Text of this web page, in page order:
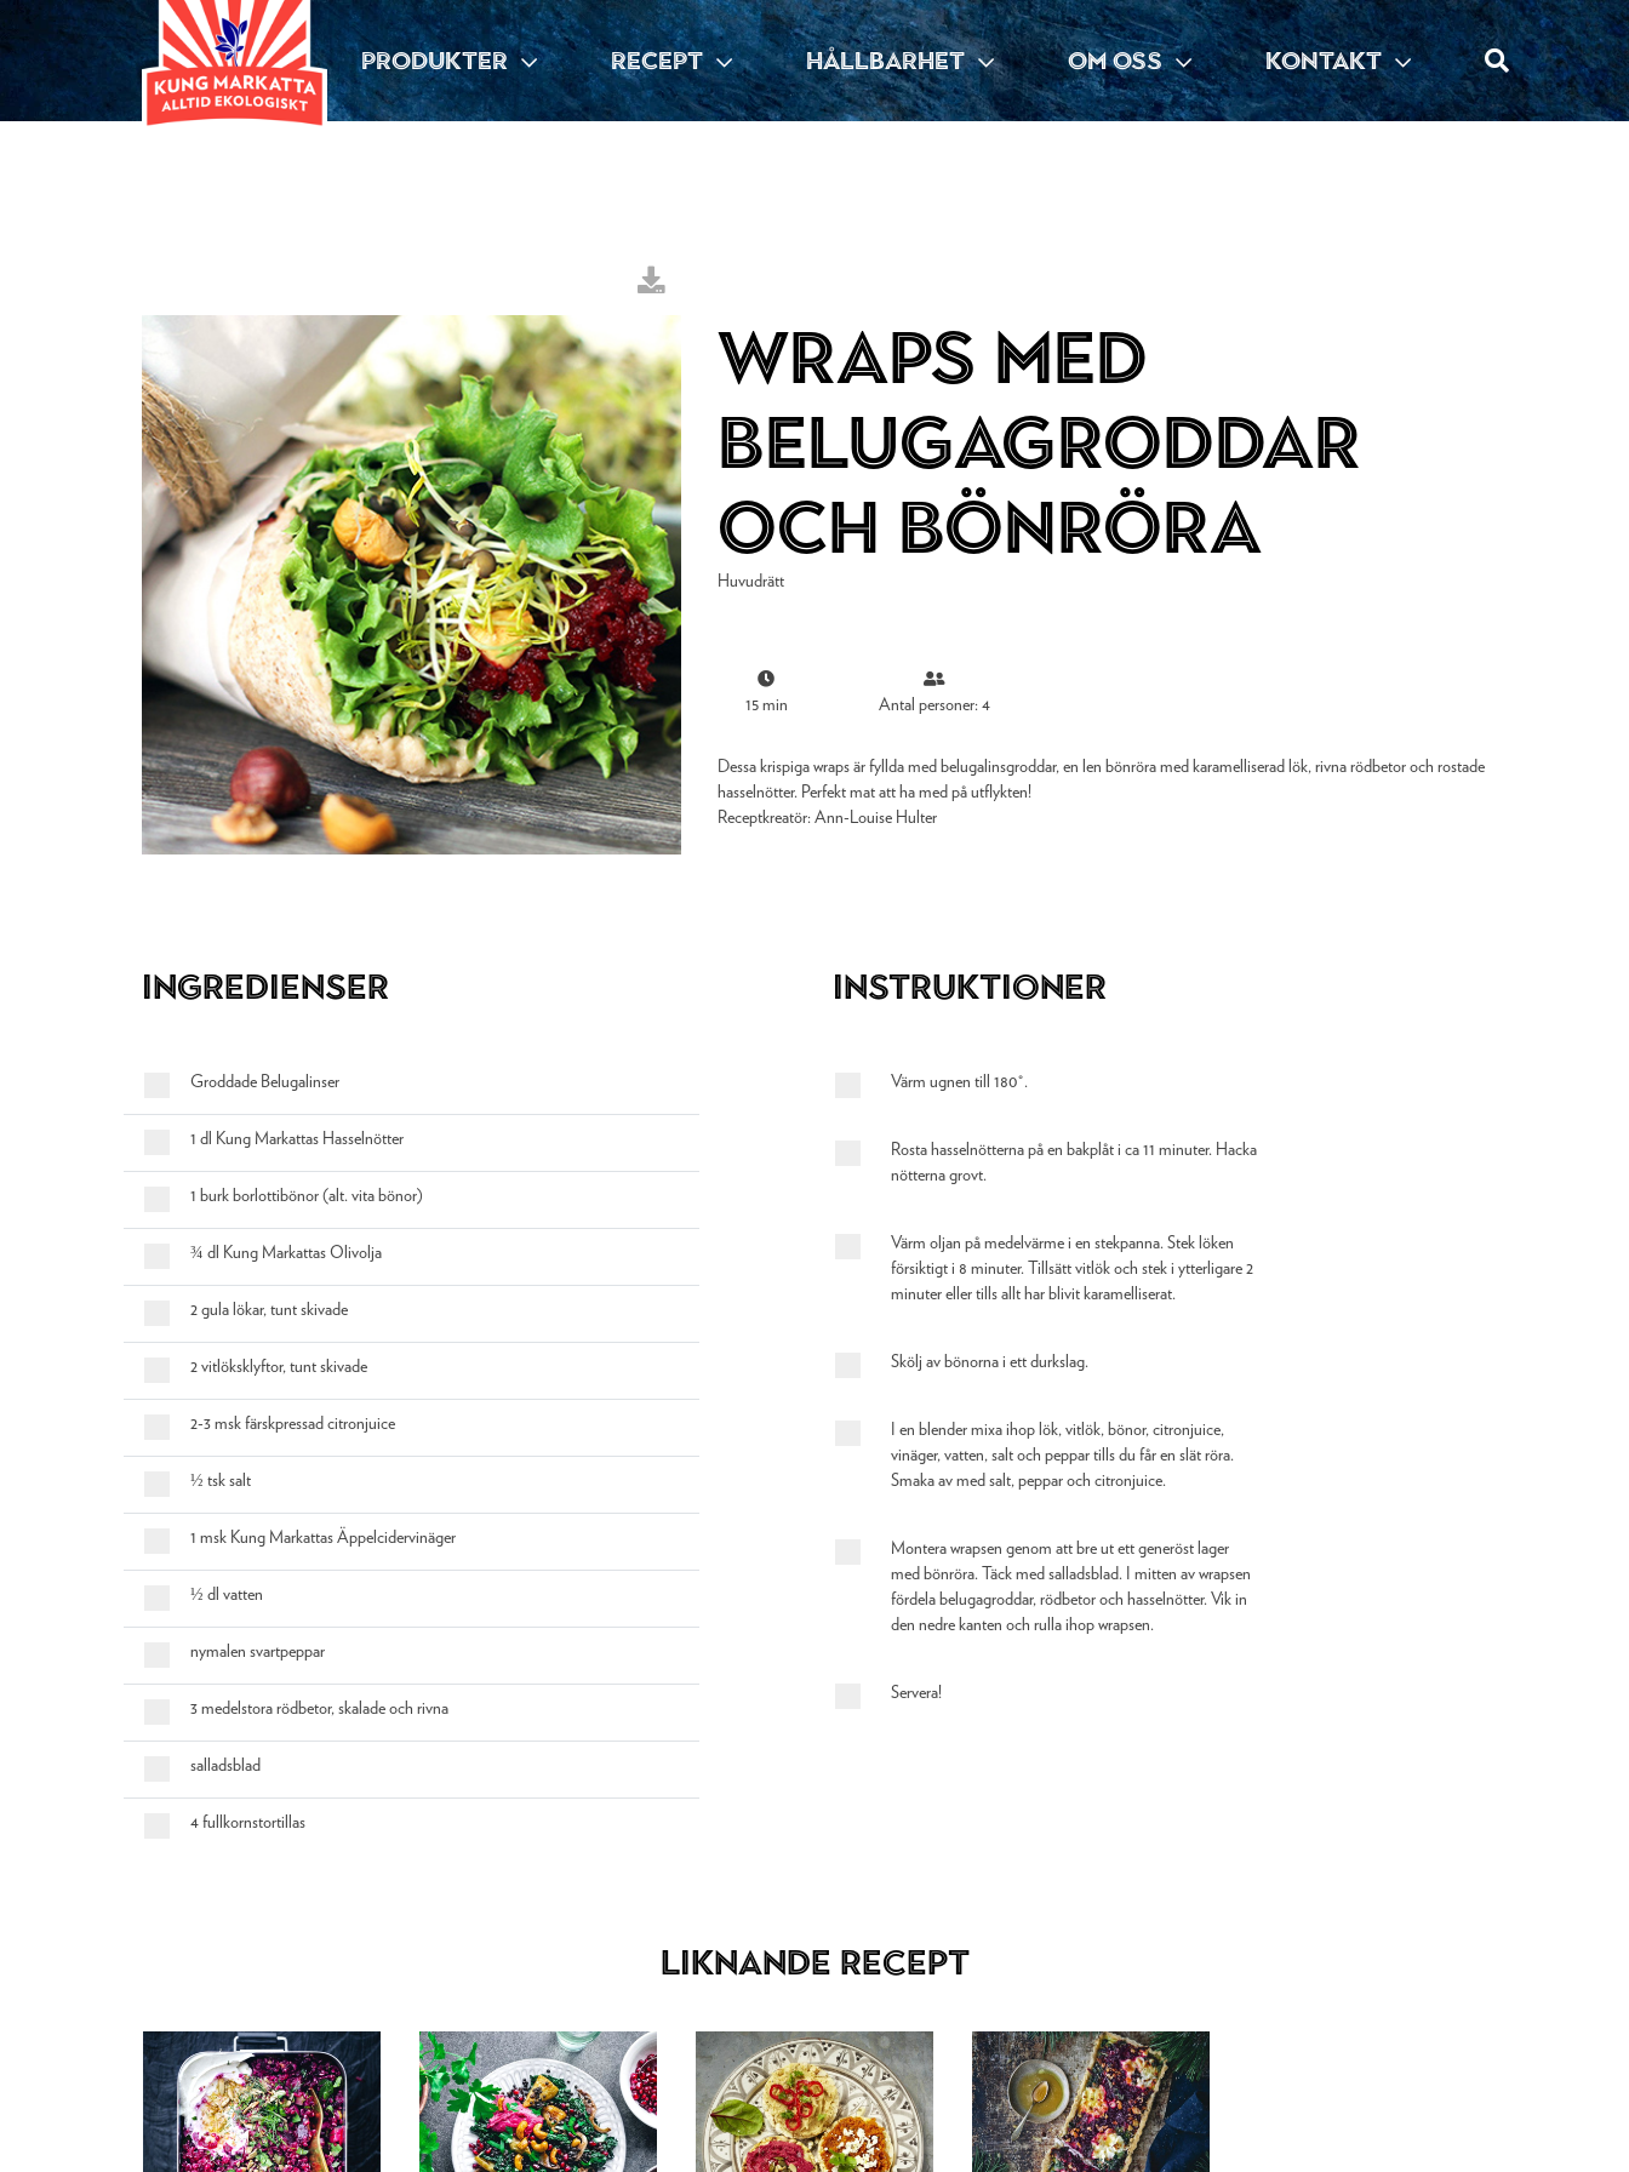
PRODUKTER RECEPT HÅLLBARHET OM OSS KONTAKT
Wraps med
belugagroddar
och bönröra
Huvudrätt
15 min Antal personer: 4
Dessa krispiga wraps är fyllda med belugalinsgroddar, en len bönröra med karamelliserad lök, rivna rödbetor och rostade
hasselnötter. Perfekt mat att ha med på utflykten!
Receptkreatör: Ann-Louise Hulter
Ingredienser
Groddade Belugalinser
1 dl Kung Markattas Hasselnötter
1 burk borlottibönor (alt. vita bönor)
¾ dl Kung Markattas Olivolja
2 gula lökar, tunt skivade
2 vitlöksklyftor, tunt skivade
2-3 msk färskpressad citronjuice
½ tsk salt
1 msk Kung Markattas Äppelcidervinäger
½ dl vatten
nymalen svartpeppar
3 medelstora rödbetor, skalade och rivna
salladsblad
4 fullkornstortillas
Instruktioner
Värm ugnen till 180°.
Rosta hasselnötterna på en bakplåt i ca 11 minuter. Hacka
nötterna grovt.
Värm oljan på medelvärme i en stekpanna. Stek löken
försiktigt i 8 minuter. Tillsätt vitlök och stek i ytterligare 2
minuter eller tills allt har blivit karamelliserat.
Skölj av bönorna i ett durkslag.
I en blender mixa ihop lök, vitlök, bönor, citronjuice,
vinäger, vatten, salt och peppar tills du får en slät röra.
Smaka av med salt, peppar och citronjuice.
Montera wrapsen genom att bre ut ett generöst lager
med bönröra. Täck med salladsblad. I mitten av wrapsen
fördela belugagroddar, rödbetor och hasselnötter. Vik in
den nedre kanten och rulla ihop wrapsen.
Servera!
Liknande recept